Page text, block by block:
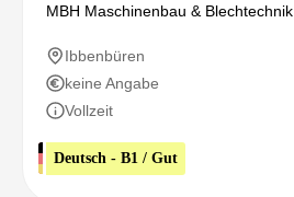
MBH Maschinenbau &
Ibbenbüren
keine Angabe
Vollzeit
Deutsch - B1 / Gut